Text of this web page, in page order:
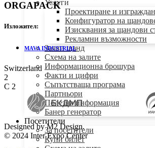
Услуги
Проектиране и
Конфигуратор на
Изисквания за щандови
Рекламни възможности
Заяви щанд
Схема на залите
Информационна брошура
Факти и цифри
Съпътстваща програма
Партньори
Полезна информация
Банер генератор
Посетители
За посетители
Купи билет
ORGAPACK
Изложител:
MAVA INDUSTRIAL
Switzerland
2
C 2
Designed by M2 Design.
© 2024 Inter Expo Center